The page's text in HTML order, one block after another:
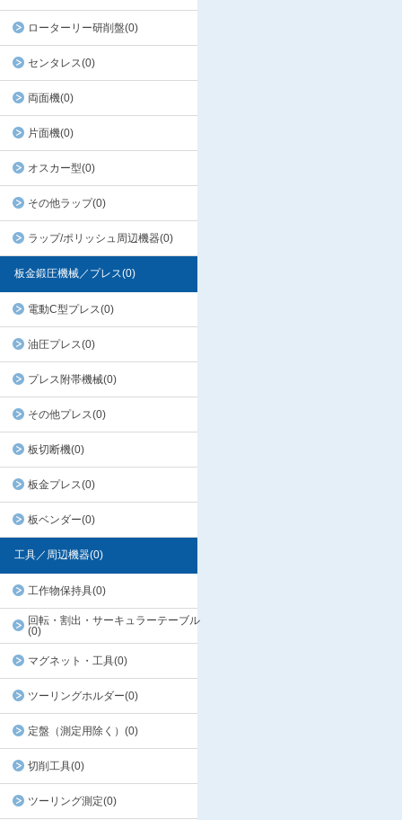
ローターリー研削盤(0)
センタレス(0)
両面機(0)
片面機(0)
オスカー型(0)
その他ラップ(0)
ラップ/ポリッシュ周辺機器(0)
板金鍛圧機械／プレス(0)
電動C型プレス(0)
油圧プレス(0)
プレス附帯機械(0)
その他プレス(0)
板切断機(0)
板金プレス(0)
板ベンダー(0)
工具／周辺機器(0)
工作物保持具(0)
回転・割出・サーキュラーテーブル
(0)
マグネット・工具(0)
ツーリングホルダー(0)
定盤（測定用除く）(0)
切削工具(0)
ツーリング測定(0)